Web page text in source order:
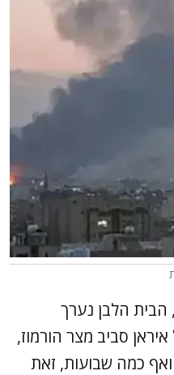
הבית הלבן נערך
סביב מצר הורמוז,
כמה שבועות, זאת